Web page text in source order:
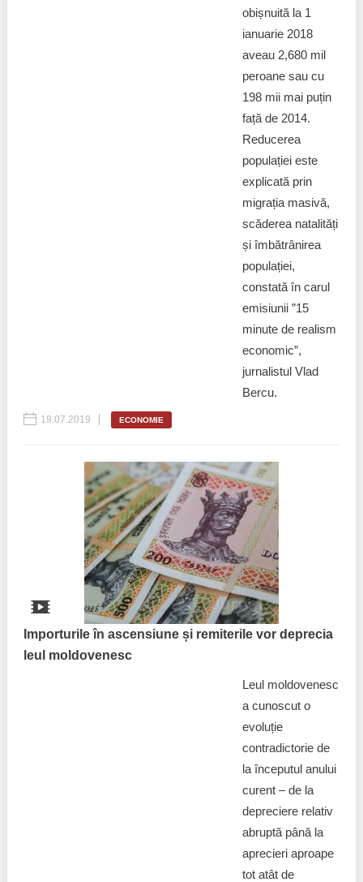
obișnuită la 1
ianuarie 2018
aveau 2,680 mil
peroane sau cu
198 mii mai puțin
față de 2014.
Reducerea
populației este
explicată prin
migrația masivă,
scăderea natalități
și îmbătrânirea
populației,
constată în carul
emisiunii ”15
minute de realism
economic”,
jurnalistul Vlad
Bercu.
19.07.2019 ECONOMIE
Importurile în ascensiune și remiterile vor deprecia
leul moldovenesc
Leul moldovenesc
a cunoscut o
evoluție
contradictorie de
la începutul anului
curent – de la
depreciere relativ
abruptă până la
aprecieri aproape
tot atât de